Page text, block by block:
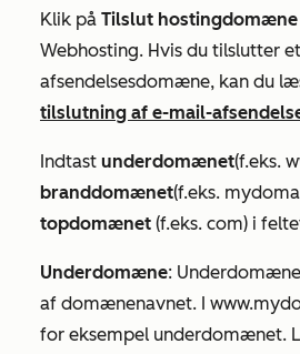
Klik på Tilslut hostingdomæne
Webhosting. Hvis du tilslutter
afsendelsesdomæne, kan du
tilslutning af e-mail-
Indtast underdomænet(f.eks.
branddomænet(f.eks.
topdomænet (f.eks. com) i
Underdomæne:
af domænenavnet. I
for eksempel underdomænet.